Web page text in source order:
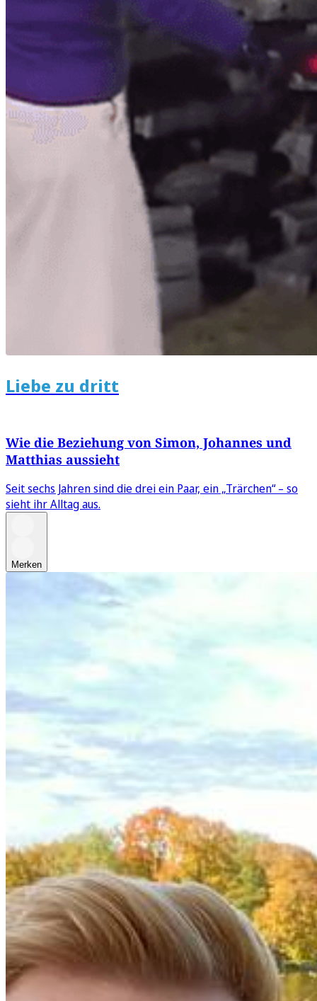
Liebe zu dritt
Wie die Beziehung von Simon, Johannes und
Matthias aussieht
Seit sechs Jahren sind die drei ein Paar, ein „Trärchen“ – so
sieht ihr Alltag aus.
Merken